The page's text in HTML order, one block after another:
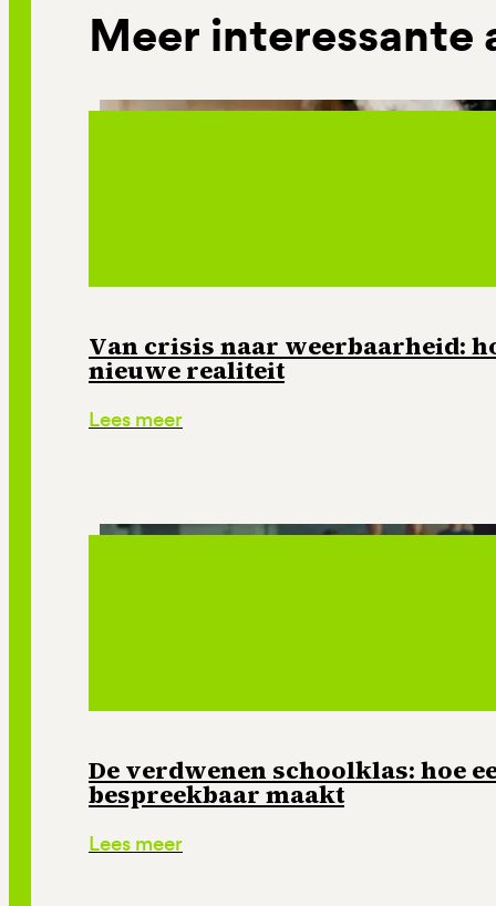
Meer interessante
Van crisis naar weerbaarheid:
nieuwe realiteit
Lees meer
De verdwenen schoolklas: hoe
bespreekbaar maakt
Lees meer